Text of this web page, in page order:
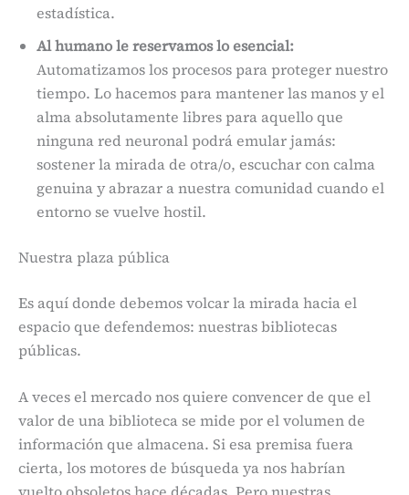
estadística.
Al humano le reservamos lo esencial:
Automatizamos los procesos para proteger nuestro
tiempo. Lo hacemos para mantener las manos y el
alma absolutamente libres para aquello que
ninguna red neuronal podrá emular jamás:
sostener la mirada de otra/o, escuchar con calma
genuina y abrazar a nuestra comunidad cuando el
entorno se vuelve hostil.
Nuestra plaza pública
Es aquí donde debemos volcar la mirada hacia el
espacio que defendemos: nuestras bibliotecas
públicas.
A veces el mercado nos quiere convencer de que el
valor de una biblioteca se mide por el volumen de
información que almacena. Si esa premisa fuera
cierta, los motores de búsqueda ya nos habrían